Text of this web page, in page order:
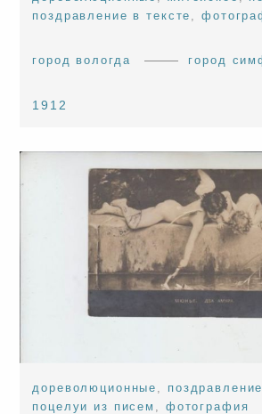
поздравление в тексте
,
город вологда город
1912
дореволюционные
поцелуи из писем
фотография